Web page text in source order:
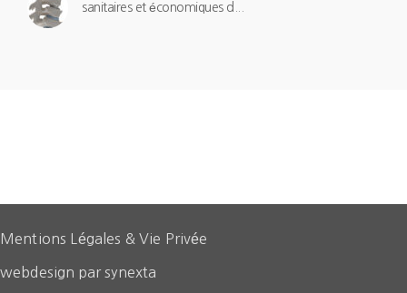
sanitaires et économiques d...
Mentions Légales & Vie Privée
webdesign par synexta